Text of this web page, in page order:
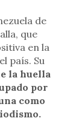
de
que
en la
país. Su
la huella
por
como